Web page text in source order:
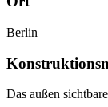
Berlin
Das außen